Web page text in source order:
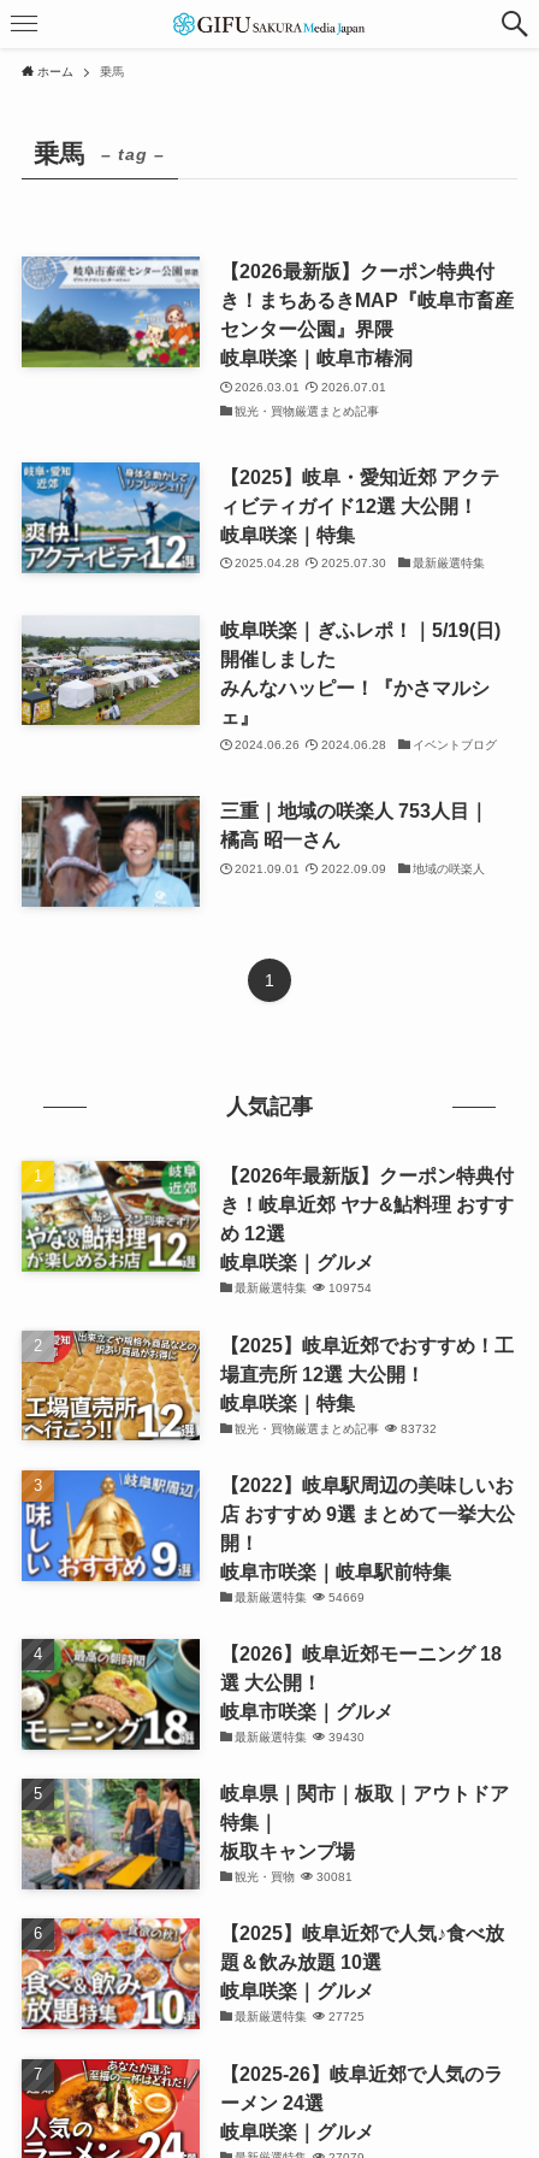
ホーム 乗馬
乗馬 – tag –
【2026最新版】クーポン特典付
き！まちあるきMAP『岐阜市畜産
センター公園』界隈
岐阜咲楽｜岐阜市椿洞
2026.03.01
2026.07.01
観光・買物厳選まとめ記事
【2025】岐阜・愛知近郊 アクテ
ィビティガイド12選 大公開！
岐阜咲楽｜特集
2025.04.28 2025.07.30 最新厳選特集
岐阜咲楽｜ぎふレポ！｜5/19(日)
開催しました
みんなハッピー！『かさマルシ
ェ』
2024.06.26 2024.06.28 イベントブログ
三重｜地域の咲楽人 753人目｜
橘高 昭一さん
2021.09.01 2022.09.09 地域の咲楽人
1
人気記事
【2026年最新版】クーポン特典付
き！岐阜近郊 ヤナ&鮎料理 おすす
め 12選
岐阜咲楽｜グルメ
最新厳選特集 109754
【2025】岐阜近郊でおすすめ！工
場直売所 12選 大公開！
岐阜咲楽｜特集
観光・買物厳選まとめ記事 83732
【2022】岐阜駅周辺の美味しいお
店 おすすめ 9選 まとめて一挙大公
開！
岐阜市咲楽｜岐阜駅前特集
最新厳選特集 54669
【2026】岐阜近郊モーニング 18
選 大公開！
岐阜市咲楽｜グルメ
最新厳選特集 39430
岐阜県｜関市｜板取｜アウトドア
特集｜
板取キャンプ場
観光・買物 30081
【2025】岐阜近郊で人気♪食べ放
題＆飲み放題 10選
岐阜咲楽｜グルメ
最新厳選特集 27725
【2025-26】岐阜近郊で人気のラ
ーメン 24選
岐阜咲楽｜グルメ